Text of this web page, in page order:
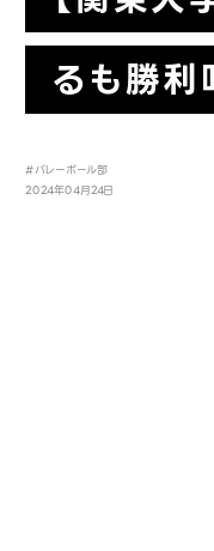
るも勝
#バレーボール部
2024年04月24日